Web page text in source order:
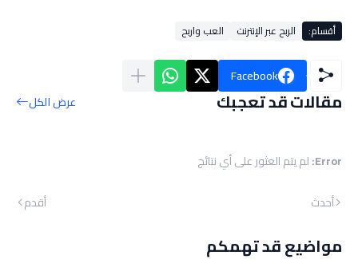
أقسام: الربح عبر الإنترنت العب واربح
Facebook
مقالات قد تعجبك عرض الكل
Error: لم يتم العثور على أي نتائج
أحدث
أقدم
مواضيع قد تهمكم